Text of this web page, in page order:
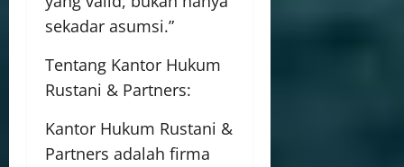
sekadar asumsi.”
Tentang Kantor Hukum
Rustani & Partners:
Kantor Hukum Rustani &
Partners adalah firma